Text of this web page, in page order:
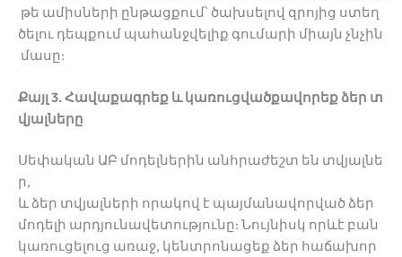
թե ամիսների ընթացքում՝ ծախսելով զրոյից ստեղ
ծելու դեպքում պահանջվելիք գումարի միայն չնչին
մասը:
Քայլ 3. Հավաքագրեք և կառուցվածքավորեք ձեր տ
վյալները
Սեփական ԱԲ մոդելներին անհրաժեշտ են տվյալնե
ր,
և ձեր տվյալների որակով է պայմանավորված ձեր
մոդելի արդյունավետությունը: Նույնիսկ որևէ բան
կառուցելուց առաջ, կենտրոնացեք ձեր հաճախոր